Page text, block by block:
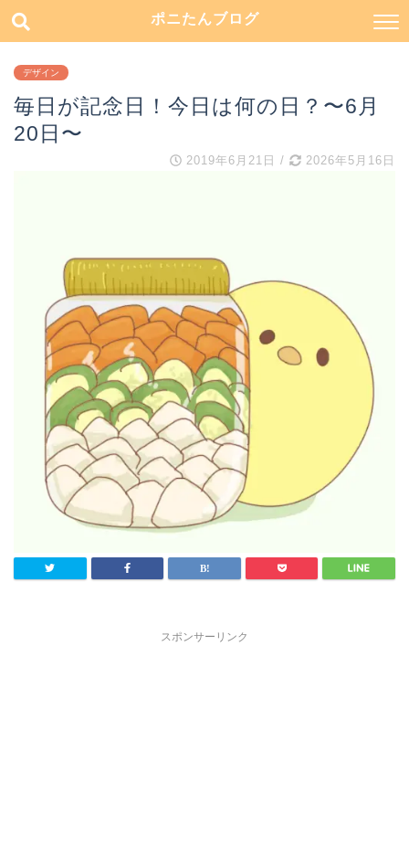
ポニたんブログ
デザイン
毎日が記念日！今日は何の日？〜6月
20日〜
2019年6月21日 / 2026年5月16日
スポンサーリンク